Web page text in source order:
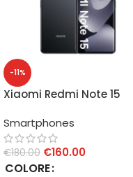
-11%
Xiaomi Redmi Note 15
Smartphones
€180.00 €160.00
COLORE